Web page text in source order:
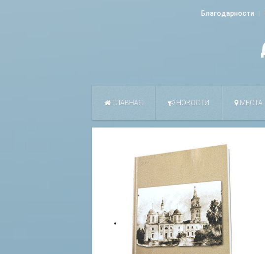
Благодарности
ГЛАВНАЯ НОВОСТИ МЕСТА